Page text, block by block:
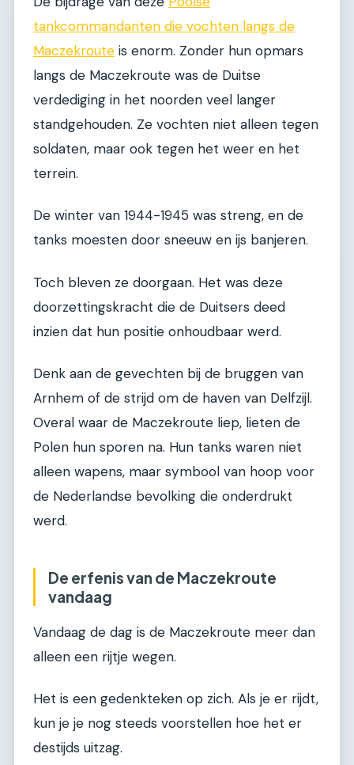
tankcommandanten die vochten langs de
Maczekroute is enorm. Zonder hun opmars
langs de Maczekroute was de Duitse
verdediging in het noorden veel langer
standgehouden. Ze vochten niet alleen tegen
soldaten, maar ook tegen het weer en het
terrein.
De winter van 1944-1945 was streng, en de
tanks moesten door sneeuw en ijs banjeren.
Toch bleven ze doorgaan. Het was deze
doorzettingskracht die de Duitsers deed
inzien dat hun positie onhoudbaar werd.
Denk aan de gevechten bij de bruggen van
Arnhem of de strijd om de haven van Delfzijl.
Overal waar de Maczekroute liep, lieten de
Polen hun sporen na. Hun tanks waren niet
alleen wapens, maar symbool van hoop voor
de Nederlandse bevolking die onderdrukt
werd.
De erfenis van de Maczekroute
vandaag
Vandaag de dag is de Maczekroute meer dan
alleen een rijtje wegen.
Het is een gedenkteken op zich. Als je er rijdt,
kun je je nog steeds voorstellen hoe het er
destijds uitzag.